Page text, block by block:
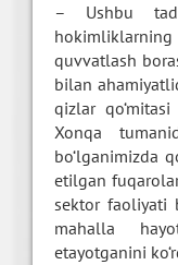
– Ushbu
quvvatlash
bilan
qizlar
Xonqa
bo‘lganimizda
etilgan
sektor faoliyati
mahalla
etayotganini